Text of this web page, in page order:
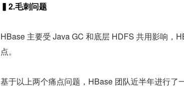
▍2.毛刺问题
HBase 主要受 Java GC 和底层 HDFS 共用影响，
点。
基于以上两个痛点问题，HBase 团队近半年进行